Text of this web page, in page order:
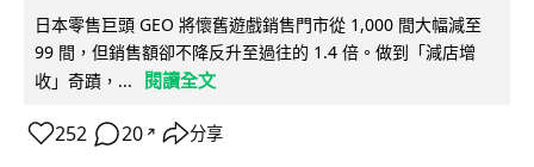
日本零售巨頭 GEO 將懷舊遊戲銷售門市從 1,000 間大幅減至
99 間，但銷售額卻不降反升至過往的 1.4 倍。做到「減店增
收」奇蹟，...
閱讀全文
252 20 ↗ 分享